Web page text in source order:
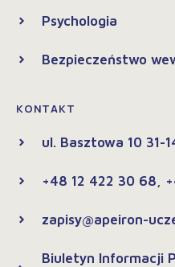
Psychologia
Bezpieczeństwo
KONTAKT
ul. Basztowa 10 31-
+48 12 422 30 68,
zapisy@apeiron-
Biuletyn Informacji